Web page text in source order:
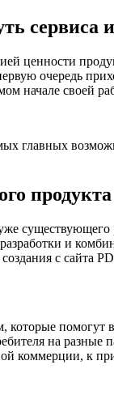
сервиса
ценности
очередь
начале своей
главных
существующего
и
с сайта
на
коммерции, к